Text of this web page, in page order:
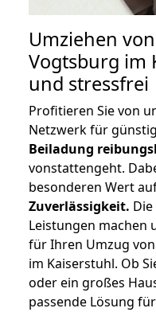
Umziehen von
Vogtsburg im
und stressfrei
Profitieren Sie von
Netzwerk für
Beiladung
vonstattengeht.
besonderen Wert
Zuverlässigkeit.
Leistungen machen
für Ihren Umzug
im Kaiserstuhl. Ob
oder ein großes
passende Lösung